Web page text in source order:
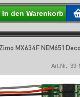
In den Warenkorb
Zimo MX634F NEM651
Art.Nr.: 39-